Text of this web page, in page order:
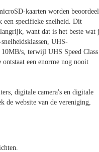
kaarten worden
een specifieke snelheid. Dit
want dat is het beste wat
UHS-
10MB/s, terwijl UHS Speed
een enorme nog nooit
digitale camera's en digitale
website van de vereniging,